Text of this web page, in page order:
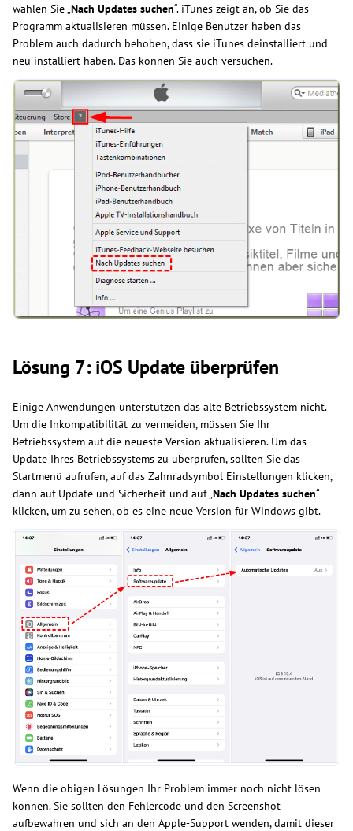
wählen Sie „Nach Updates suchen“. iTunes zeigt an, ob Sie das
Programm aktualisieren müssen. Einige Benutzer haben das
Problem auch dadurch behoben, dass sie iTunes deinstalliert und
neu installiert haben. Das können Sie auch versuchen.
Lösung 7: iOS Update überprüfen
Einige Anwendungen unterstützen das alte Betriebssystem nicht.
Um die Inkompatibilität zu vermeiden, müssen Sie Ihr
Betriebssystem auf die neueste Version aktualisieren. Um das
Update Ihres Betriebssystems zu überprüfen, sollten Sie das
Startmenü aufrufen, auf das Zahnradsymbol Einstellungen klicken,
dann auf Update und Sicherheit und auf „Nach Updates suchen“
klicken, um zu sehen, ob es eine neue Version für Windows gibt.
Wenn die obigen Lösungen Ihr Problem immer noch nicht lösen
können. Sie sollten den Fehlercode und den Screenshot
aufbewahren und sich an den Apple-Support wenden, damit dieser